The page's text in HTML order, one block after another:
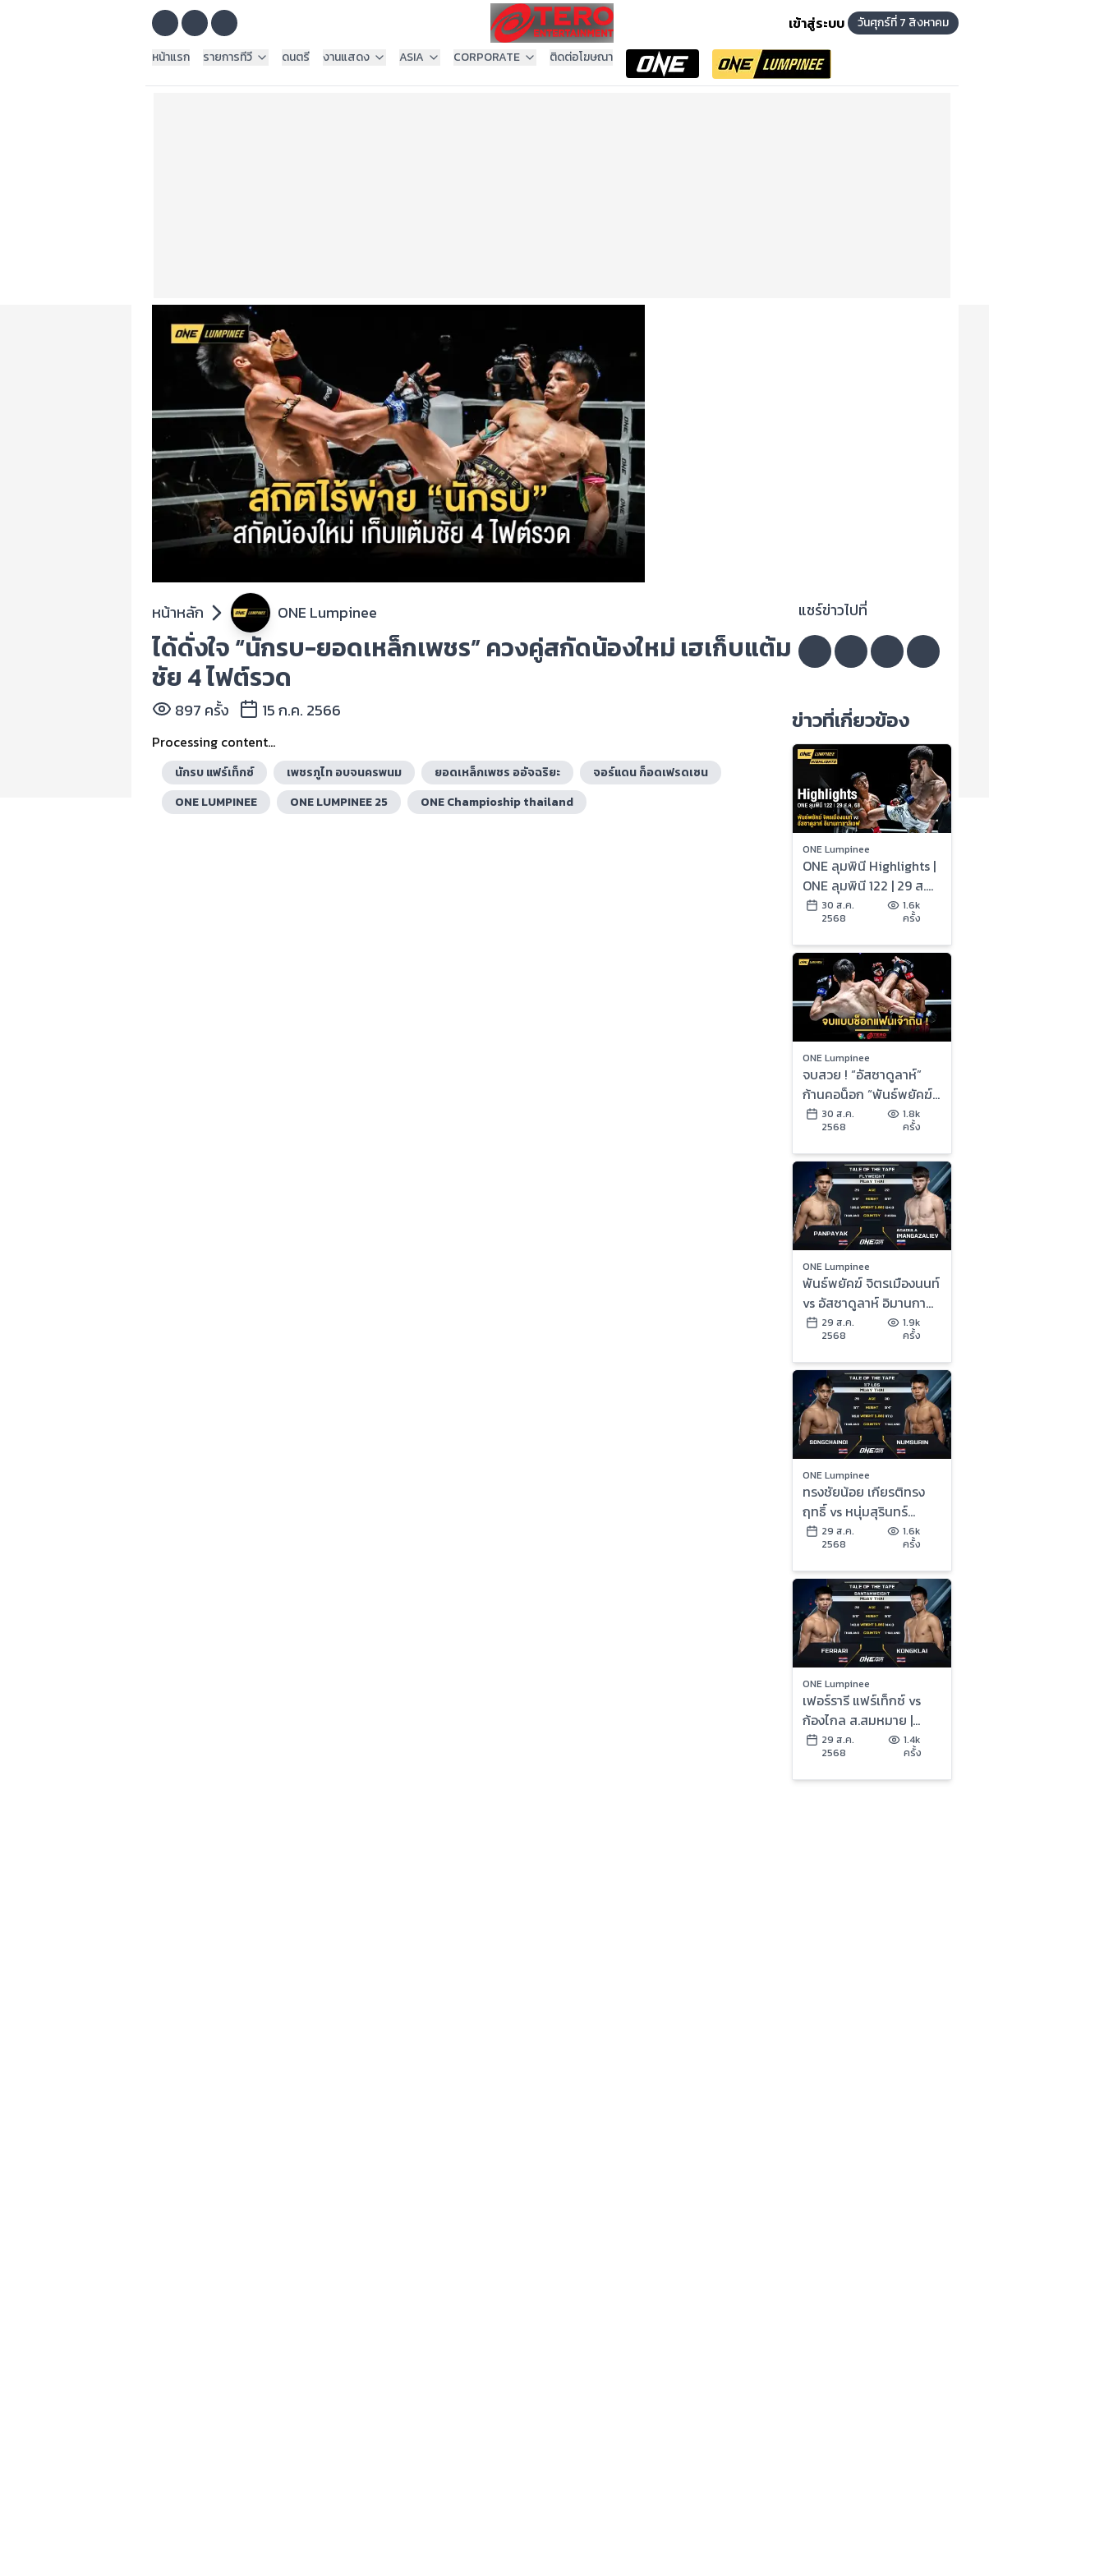
เข้าสู่ระบบ
วันศุกร์ที่ 7 สิงหาคม
หน้าแรก
รายการทีวี ดนตรี งานแสดง ASIA CORPORATE ติดต่อโฆษณา
หน้าหลัก ONE Lumpinee
ได้ดั่งใจ “นักรบ-ยอดเหล็กเพชร” ควงคู่สกัดน้องใหม่ เฮเก็บแต้ม
ชัย 4 ไฟต์รวด
897 ครั้ง 15 ก.ค. 2566
Processing content...
นักรบ แฟร์เท็กซ์ เพชรภูไท อบจนครพนม ยอดเหล็กเพชร ออัจฉริยะ
จอร์แดน ก็อดเฟรดเซน
ONE LUMPINEE
ONE LUMPINEE 25 ONE Champioship thailand
แชร์ข่าวไปที่
ข่าวที่เกี่ยวข้อง
ONE Lumpinee
ONE ลุมพินี Highlights |
ONE ลุมพินี 122 | 29 ส.ค.
2568 | Ch7HD
30 ส.ค.
2568
1.6k
ครั้ง
ONE Lumpinee
จบสวย ! “อัสซาดูลาห์”
ก้านคอน็อก “พันธ์พยัคฆ์”
คว้าสัญญา ONE ในศึก
ONE ลุมพินี 122
30 ส.ค.
2568
1.8k
ครั้ง
ONE Lumpinee
พันธ์พยัคฆ์ จิตรเมืองนนท์
vs อัสซาดูลาห์ อิมานกาซา
ลิเอฟ | ONE ลุมพินี 122 |
29 ส.ค. 2568 | Ch7HD
29 ส.ค.
2568
1.9k
ครั้ง
ONE Lumpinee
ทรงชัยน้อย เกียรติทรง
ฤทธิ์ vs หนุ่มสุรินทร์
ช.เกตุวีณา | ONE ลุมพินี
122 | 29 ส.ค. 2568 |
Ch7HD
29 ส.ค.
2568
1.6k
ครั้ง
ONE Lumpinee
เฟอร์รารี แฟร์เท็กซ์ vs
ก้องไกล ส.สมหมาย |
ONE ลุมพินี 122 | 29 ส.ค.
2568 | Ch7HD
29 ส.ค.
2568
1.4k
ครั้ง